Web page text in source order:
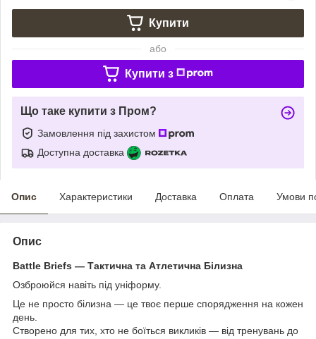
Купити
або
Купити з
Що таке купити з Пром?
Замовлення під захистом
Доступна доставка
Опис Характеристики Доставка Оплата Умови
Опис
Battle Briefs — Тактична та Атлетична Білизна
Озброюйся навіть під уніформу.
Це не просто білизна — це твоє перше спорядження на кожен
день.
Створено для тих, хто не боїться викликів — від тренувань до